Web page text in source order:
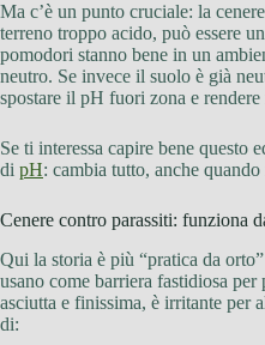
Ma c’è un punto cruciale: la
terreno troppo acido, può essere
pomodori stanno bene in un
neutro. Se invece il suolo è già
spostare il pH fuori zona e
Se ti interessa capire bene
di pH: cambia tutto, anche
Cenere contro parassiti: funziona
Qui la storia è più “pratica da
usano come barriera fastidiosa
asciutta e finissima, è irritante per
di: